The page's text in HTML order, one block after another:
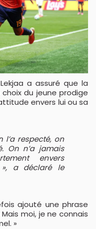
choix du jeune prodige
envers lui ou sa
l’a respecté, on
On n’a jamais
envers
a déclaré le
ajouté une phrase
moi, je ne connais
»